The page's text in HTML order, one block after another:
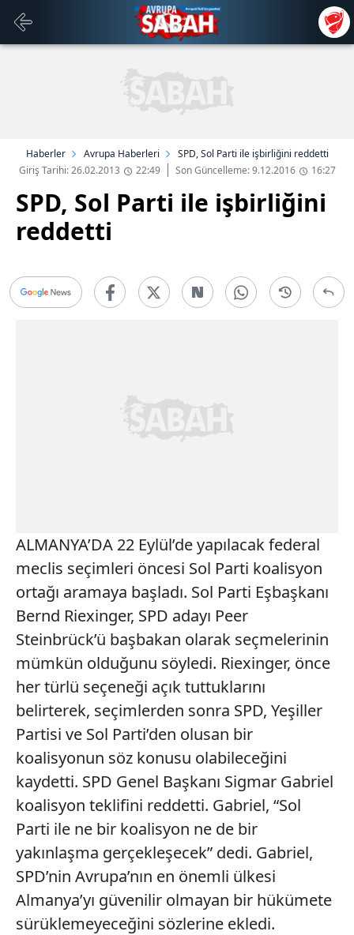
Haberler Avrupa Haberleri
SPD, Sol Parti ile işbirliğini reddetti
Giriş Tarihi: 26.02.2013
22:49 Son Güncelleme: 9.12.2016 16:27
SPD, Sol Parti ile işbirliğini
reddetti
ALMANYA’DA 22 Eylül’de yapılacak federal
meclis seçimleri öncesi Sol Parti koalisyon
ortağı aramaya başladı. Sol Parti Eşbaşkanı
Bernd Riexinger, SPD adayı Peer
Steinbrück’ü başbakan olarak seçmelerinin
mümkün olduğunu söyledi. Riexinger, önce
her türlü seçeneği açık tuttuklarını
belirterek, seçimlerden sonra SPD, Yeşiller
Partisi ve Sol Parti’den olusan bir
koalisyonun söz konusu olabileceğini
kaydetti. SPD Genel Başkanı Sigmar Gabriel
koalisyon teklifini reddetti. Gabriel, “Sol
Parti ile ne bir koalisyon ne de bir
yakınlaşma gerçekleşecek” dedi. Gabriel,
SPD’nin Avrupa’nın en önemli ülkesi
Almanya’yı güvenilir olmayan bir hükümete
sürüklemeyeceğini sözlerine ekledi.